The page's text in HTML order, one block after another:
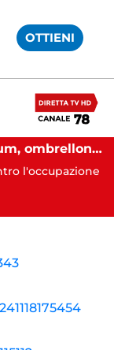
OTTIENI
Capaccio Paestum, ombrellone selvaggio: blitz della Municipale, sgomberate tutte le spiagge libere
l'occupazione